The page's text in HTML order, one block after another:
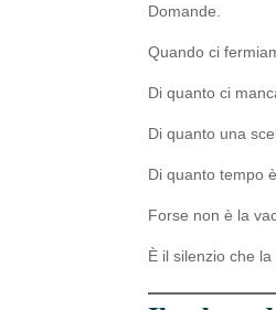
Domande.
Quando ci
Di quanto ci
Di quanto una
Di quanto tempo
Forse non è la
È il silenzio che